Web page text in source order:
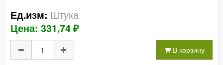
Ед.изм: Штука
Цена: 331,74 ₽
В корзину